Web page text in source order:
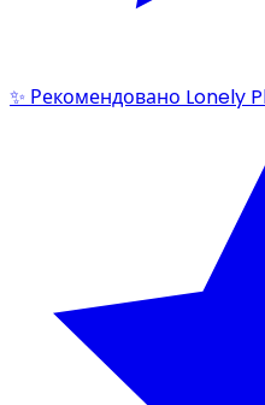
✨ Рекомендовано Lonely